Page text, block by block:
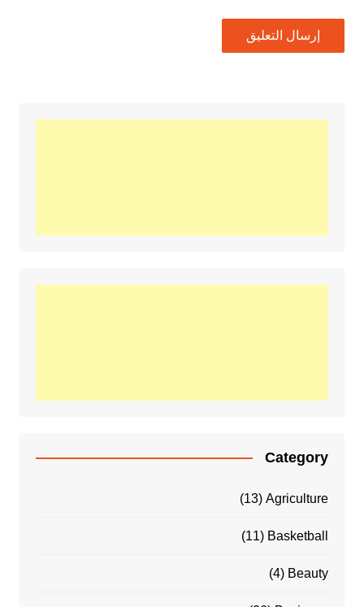
Category
Agriculture
(13)
Basketball
(11)
Beauty
(4)